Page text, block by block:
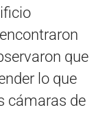
que
lo que
cámaras de